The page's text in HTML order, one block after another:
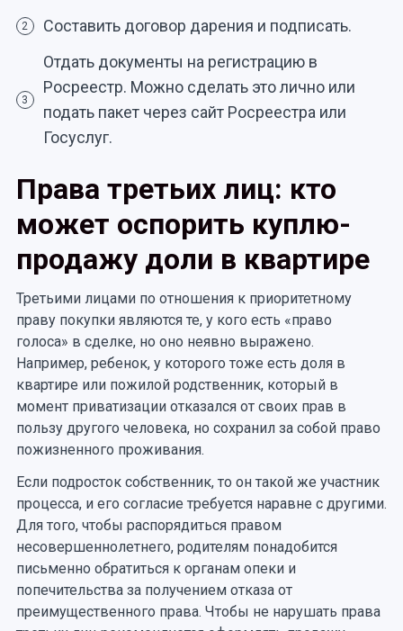
2 Составить договор дарения и подписать.
3
Отдать документы на регистрацию в
Росреестр. Можно сделать это лично или
подать пакет через сайт Росреестра или
Госуслуг.
Права третьих лиц: кто
может оспорить куплю-
продажу доли в квартире
Третьими лицами по отношения к приоритетному
праву покупки являются те, у кого есть «право
голоса» в сделке, но оно неявно выражено.
Например, ребенок, у которого тоже есть доля в
квартире или пожилой родственник, который в
момент приватизации отказался от своих прав в
пользу другого человека, но сохранил за собой право
пожизненного проживания.
Если подросток собственник, то он такой же участник
процесса, и его согласие требуется наравне с другими.
Для того, чтобы распорядиться правом
несовершеннолетнего, родителям понадобится
письменно обратиться к органам опеки и
попечительства за получением отказа от
преимущественного права. Чтобы не нарушать права